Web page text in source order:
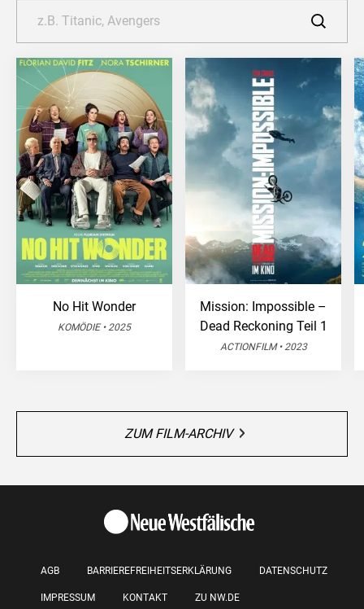
No Hit Wonder
KOMÖDIE • 2025
Mission: Impossible –
Dead Reckoning Teil 1
ACTIONFILM • 2023
ZUM FILM-ARCHIV
AGB BARRIEREFREIHEITSERKLÄRUNG DATENSCHUTZ
IMPRESSUM KONTAKT ZU NW.DE